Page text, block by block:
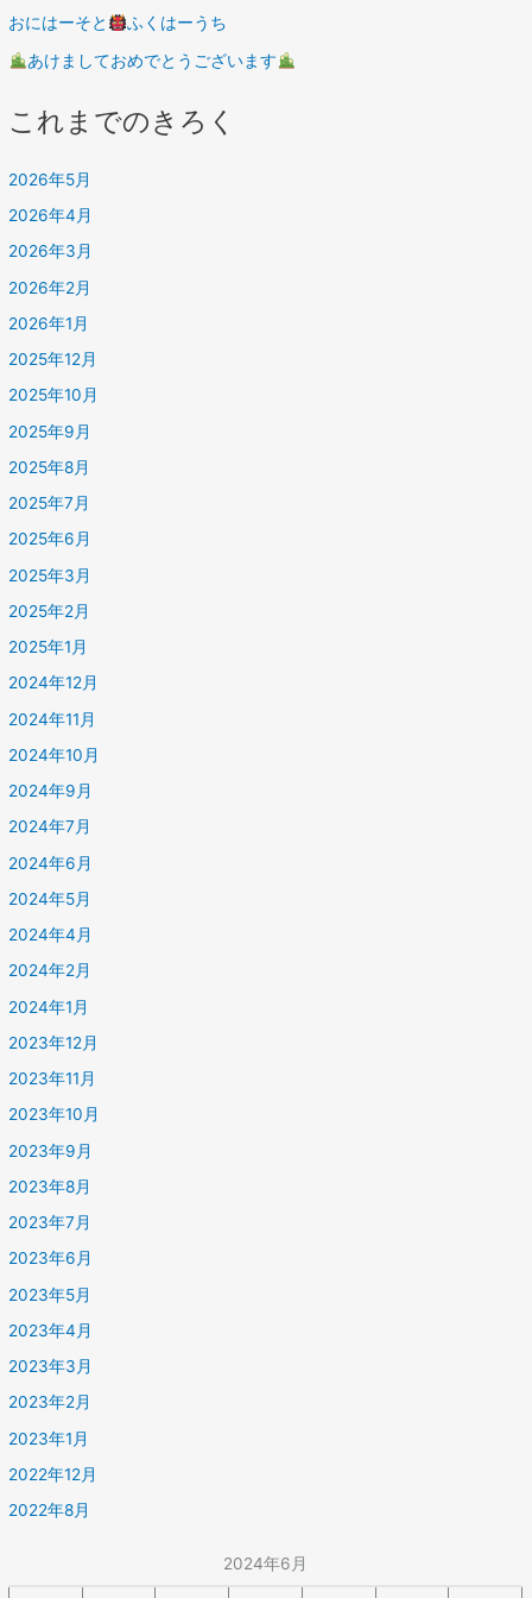
おにはーそと
ふくはーうち
あけましておめでとうございます
これまでのきろく
2026年5月
2026年4月
2026年3月
2026年2月
2026年1月
2025年12月
2025年10月
2025年9月
2025年8月
2025年7月
2025年6月
2025年3月
2025年2月
2025年1月
2024年12月
2024年11月
2024年10月
2024年9月
2024年7月
2024年6月
2024年5月
2024年4月
2024年2月
2024年1月
2023年12月
2023年11月
2023年10月
2023年9月
2023年8月
2023年7月
2023年6月
2023年5月
2023年4月
2023年3月
2023年2月
2023年1月
2022年12月
2022年8月
2024年6月